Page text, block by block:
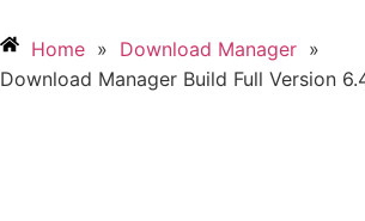
Home » Download Manager »
Download Manager Build Full Version